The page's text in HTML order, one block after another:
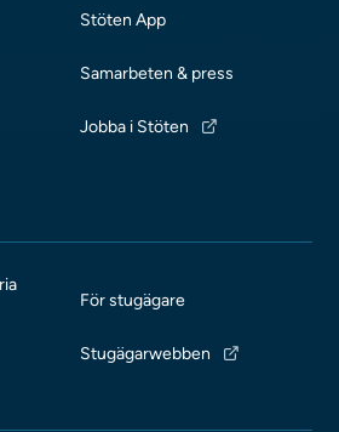
Stöten App
Samarbeten & press
Jobba i Stöten
För stugägare
Stugägarwebben